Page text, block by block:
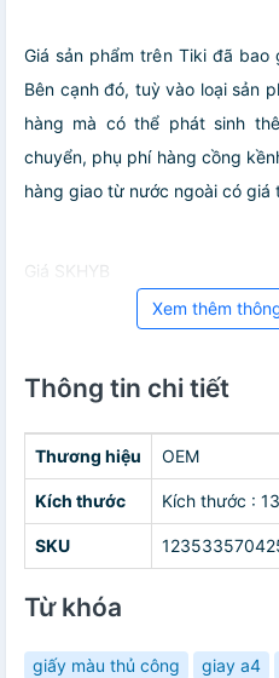
Giá sản phẩm trên Tiki đã bao
Bên cạnh đó, tuỳ vào loại sản
hàng mà có thể phát sinh
chuyển, phụ phí hàng cồng
hàng giao từ nước ngoài có giá
Giá SKHYB
Xem thêm
Thông tin chi tiết
Thương hiệu OEM
Kích thước Kích thước :
SKU
Từ khóa
giấy màu thủ công giay a4